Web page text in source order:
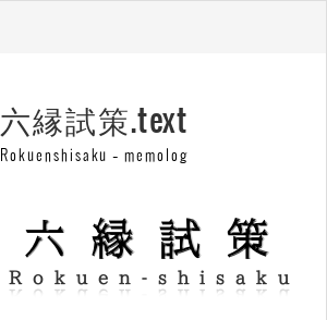
六縁試策.text
Rokuenshisaku – memolog